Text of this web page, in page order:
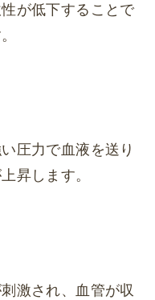
が低下することで
圧力で血液を送り
昇します。
激され、血管が収